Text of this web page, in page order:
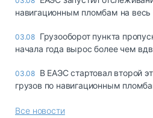
навигационным пломбам на весь
03.08 Грузооборот пункта
начала года вырос более чем
03.08 В ЕАЭС стартовал второй
грузов по навигационным
Все новости